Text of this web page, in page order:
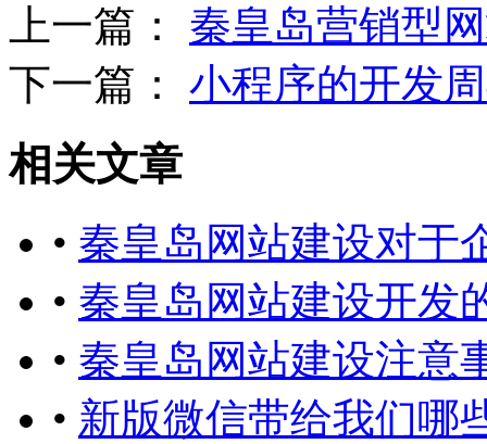
上一篇： 秦皇岛营销型
下一篇： 小程序的开发
相关文章
• 秦皇岛网站建设对于
• 秦皇岛网站建设开发
• 秦皇岛网站建设注意
• 新版微信带给我们哪